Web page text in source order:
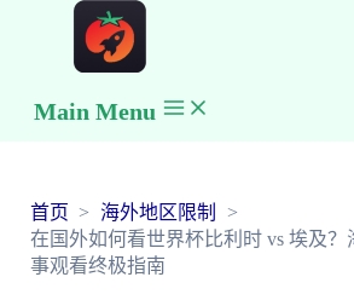
Main Menu
首页
海外地区限制
在国外如何看世界杯比利时 vs 埃及
事观看终极指南